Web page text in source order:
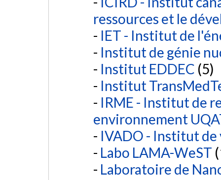
ressources et le
IET - Institut de
Institut de génie
Institut EDDEC (5)
Institut
IRME - Institut de
environnement
IVADO - Institut
Labo LAMA-WeST
Laboratoire de